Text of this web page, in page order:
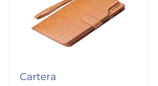
Cartera